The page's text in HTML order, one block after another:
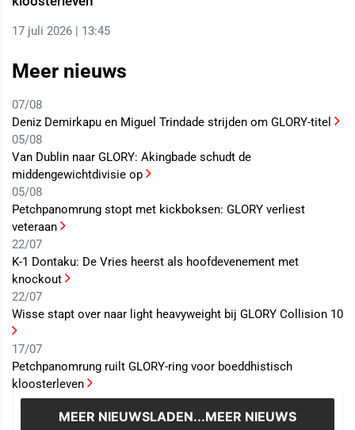
17 juli 2026 | 13:45
Meer nieuws
07/08
Deniz Demirkapu en Miguel Trindade strijden om GLORY-titel
05/08
Van Dublin naar GLORY: Akingbade schudt de
middengewichtdivisie op
05/08
Petchpanomrung stopt met kickboksen: GLORY verliest
veteraan
22/07
K-1 Dontaku: De Vries heerst als hoofdevenement met
knockout
22/07
Wisse stapt over naar light heavyweight bij GLORY Collision 10
17/07
Petchpanomrung ruilt GLORY-ring voor boeddhistisch
kloosterleven
MEER NIEUWSLADEN...MEER NIEUWS